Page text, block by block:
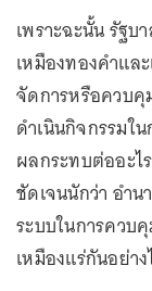
เพราะฉะนั้น รัฐ
เหมืองทองคำแล
จัดการหรือควบคุ
ดำเนินกิจกรรมใ
ผลกระทบต่ออะ
ชัดเจนนักว่า อำน
ระบบในการควบ
เหมืองแร่กันอย่าง